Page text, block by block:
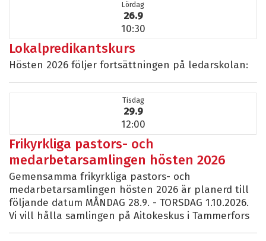
Lördag
26.9
10:30
Lokalpredikantskurs
Hösten 2026 följer fortsättningen på ledarskolan:
Tisdag
29.9
12:00
Frikyrkliga pastors- och
medarbetarsamlingen hösten 2026
Gemensamma frikyrkliga pastors- och
medarbetarsamlingen hösten 2026 är planerd till
följande datum MÅNDAG 28.9. - TORSDAG 1.10.2026.
Vi vill hålla samlingen på Aitokeskus i Tammerfors